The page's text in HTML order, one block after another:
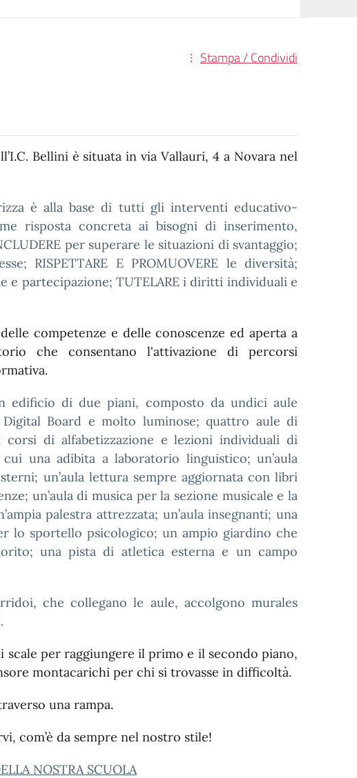
Stampa / Condividi
Bellini è situata in via Vallauri, 4 a Novara nel
è alla base di tutti gli interventi educativo-
risposta concreta ai bisogni di inserimento,
per superare le situazioni di svantaggio;
RISPETTARE E PROMUOVERE le diversità;
e partecipazione; TUTELARE i diritti individuali e
competenze e delle conoscenze ed aperta a
che consentano l'attivazione di percorsi
edificio di due piani, composto da undici aule
Board e molto luminose; quattro aule di
di alfabetizzazione e lezioni individuali di
una adibita a laboratorio linguistico; un’aula
un’aula lettura sempre aggiornata con libri
un’aula di musica per la sezione musicale e la
palestra attrezzata; un’aula insegnanti; una
lo sportello psicologico; un ampio giardino che
una pista di atletica esterna e un campo
che collegano le aule, accolgono murales
scale per raggiungere il primo e il secondo piano,
montacarichi per chi si trovasse in difficoltà.
una rampa.
com’è da sempre nel nostro stile!
NOSTRA SCUOLA